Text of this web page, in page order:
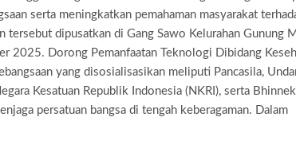
serta meningkatkan pemahaman masyarakat
tersebut dipusatkan di Gang Sawo Kelurahan Gunung
2025. Dorong Pemanfaatan Teknologi Dibidang
yang disosialisasikan meliputi Pancasila,
Kesatuan Republik Indonesia (NKRI), serta
persatuan bangsa di tengah keberagaman. Dalam